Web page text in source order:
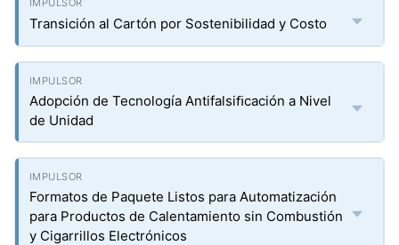
Transición al Cartón por Sostenibilidad y Costo
Adopción de Tecnología Antifalsiﬁcación a Nivel
de Unidad
Formatos de Paquete Listos para Automatización
para Productos de Calentamiento sin Combustión
y Cigarrillos Electrónicos